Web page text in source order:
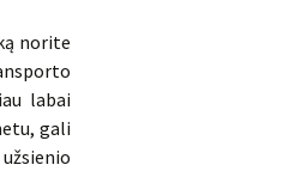
norite
labai
gali